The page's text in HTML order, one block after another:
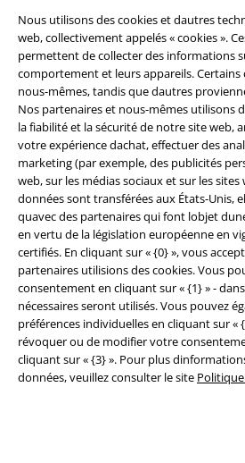
Nous utilisons des cookies et dautres
web, collectivement appelés « cookies ».
permettent de collecter des informations
comportement et leurs appareils. Certains
nous-mêmes, tandis que dautres
Nos partenaires et nous-mêmes utilisons
la fiabilité et la sécurité de notre site web,
votre expérience dachat, effectuer des
marketing (par exemple, des publicités
web, sur les médias sociaux et sur les sites
données sont transférées aux États-Unis,
quavec des partenaires qui font lobjet
en vertu de la législation européenne en
certifiés. En cliquant sur « {0} », vous
partenaires utilisions des cookies. Vous
consentement en cliquant sur « {1} » -
nécessaires seront utilisés. Vous pouvez
préférences individuelles en cliquant sur «
révoquer ou de modifier votre
cliquant sur « {3} ». Pour plus
données, veuillez consulter le site
Méthodes de